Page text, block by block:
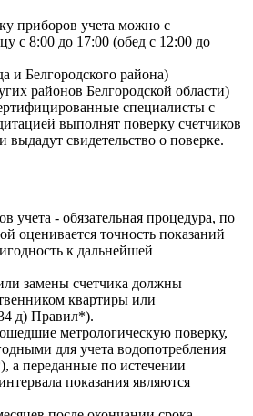
приборов учета можно с
с 8:00 до 17:00 (обед с 12:00 до
и Белгородского района)
районов Белгородской области)
специалисты с
выполнят поверку счетчиков
выдадут свидетельство о поверке.
учета - обязательная процедура, по
оценивается точность показаний
к дальнейшей
замены счетчика должны
квартиры или
д) Правил*).
метрологическую поверку,
для учета водопотребления
а переданные по истечении
показания являются